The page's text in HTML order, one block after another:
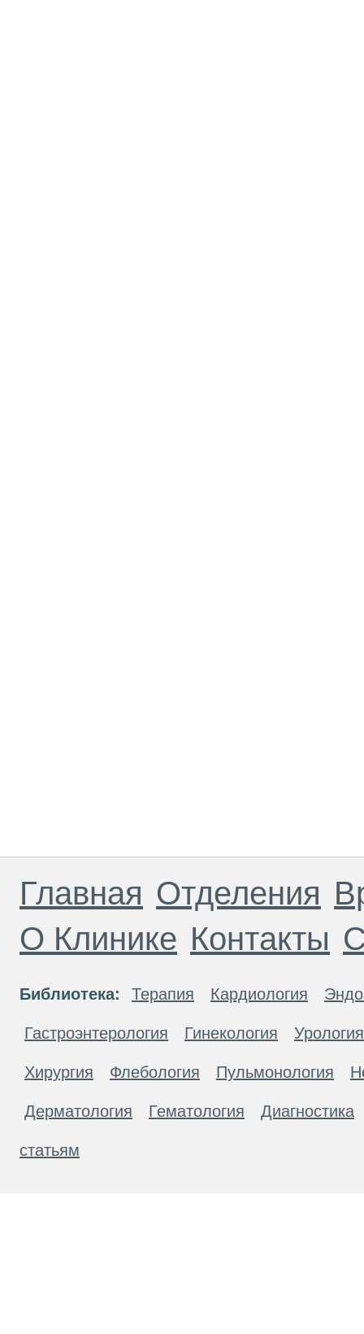
Главная Отделения
О Клинике Контакты
Библиотека: Терапия Кардиология
Гастроэнтерология Гинекология Урология
Хирургия Флебология Пульмонология
Дерматология Гематология Диагностика
статьям